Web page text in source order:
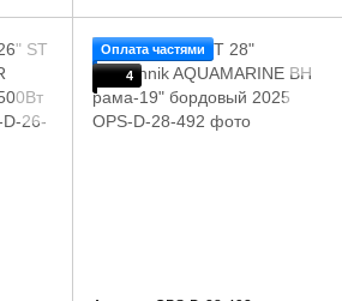
Оплата частями
4